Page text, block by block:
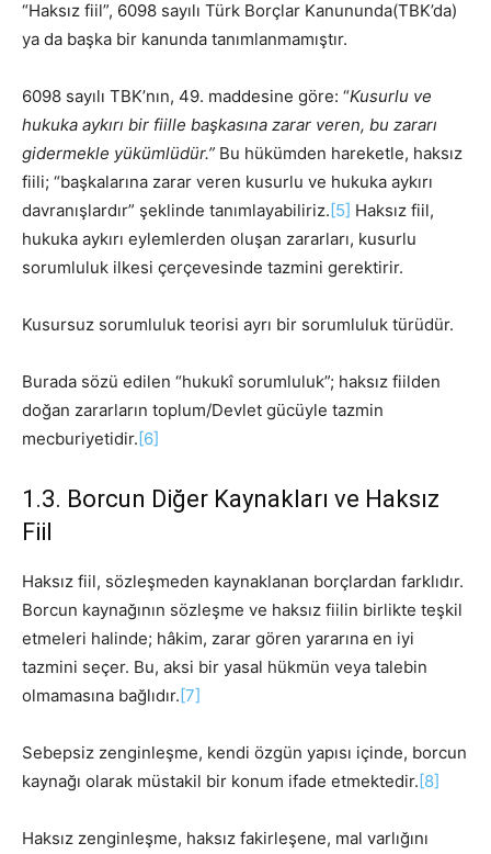
“Haksız fiil”, 6098 sayılı Türk Borçlar Kanununda(TBK’da)
ya da başka bir kanunda tanımlanmamıştır.
6098 sayılı TBK’nın, 49. maddesine göre: “Kusurlu ve
hukuka aykırı bir fiille başkasına zarar veren, bu zararı
gidermekle yükümlüdür.” Bu hükümden hareketle, haksız
fiili; “başkalarına zarar veren kusurlu ve hukuka aykırı
davranışlardır” şeklinde tanımlayabiliriz. [5] Haksız fiil,
hukuka aykırı eylemlerden oluşan zararları, kusurlu
sorumluluk ilkesi çerçevesinde tazmini gerektirir.
Kusursuz sorumluluk teorisi ayrı bir sorumluluk türüdür.
Burada sözü edilen “hukukî sorumluluk”; haksız fiilden
doğan zararların toplum/Devlet gücüyle tazmin
mecburiyetidir. [6]
1.3. Borcun Diğer Kaynakları ve Haksız
Fiil
Haksız fiil, sözleşmeden kaynaklanan borçlardan farklıdır.
Borcun kaynağının sözleşme ve haksız fiilin birlikte teşkil
etmeleri halinde; hâkim, zarar gören yararına en iyi
tazmini seçer. Bu, aksi bir yasal hükmün veya talebin
olmamasına bağlıdır. [7]
Sebepsiz zenginleşme, kendi özgün yapısı içinde, borcun
kaynağı olarak müstakil bir konum ifade etmektedir. [8]
Haksız zenginleşme, haksız fakirleşene, mal varlığını